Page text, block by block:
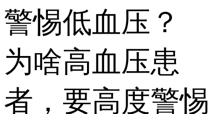
警惕低血压？
为啥高血压患
者，要高度警惕